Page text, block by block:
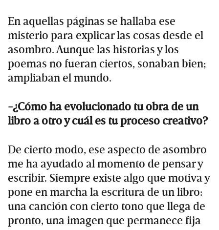
En aquellas páginas se hallaba ese
misterio para explicar las cosas desde el
asombro. Aunque las historias y los
poemas no fueran ciertos, sonaban bien;
ampliaban el mundo.
-¿Cómo ha evolucionado tu obra de un
libro a otro y cuál es tu proceso creativo?
De cierto modo, ese aspecto de asombro
me ha ayudado al momento de pensar y
escribir. Siempre existe algo que motiva y
pone en marcha la escritura de un libro:
una canción con cierto tono que llega de
pronto, una imagen que permanece fija